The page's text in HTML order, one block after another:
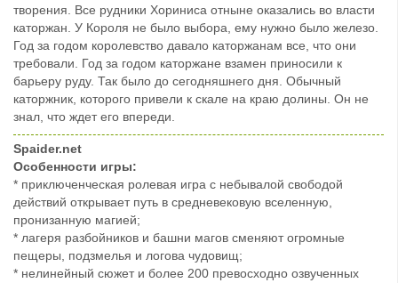
творения. Все рудники Хориниса отныне оказались во власти
каторжан. У Короля не было выбора, ему нужно было железо.
Год за годом королевство давало каторжанам все, что они
требовали. Год за годом каторжане взамен приносили к
барьеру руду. Так было до сегодняшнего дня. Обычный
каторжник, которого привели к скале на краю долины. Он не
знал, что ждет его впереди.
Spaider.net
Особенности игры:
* приключенческая ролевая игра с небывалой свободой
действий открывает путь в средневековую вселенную,
пронизанную магией;
* лагеря разбойников и башни магов сменяют огромные
пещеры, подзмелья и логова чудовищ;
* нелинейный сюжет и более 200 превосходно озвученных